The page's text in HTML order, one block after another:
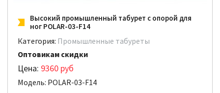
Высокий промышленный табурет с опорой для
ног POLAR-03-F14
Категория: Промышленные табуреты
Оптовикам скидки
Цена: 9360 руб
Модель: POLAR-03-F14